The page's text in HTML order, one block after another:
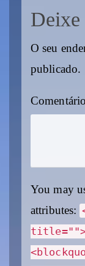
Deixe
O seu
publicado.
Comentário
You may
attributes:
title="">